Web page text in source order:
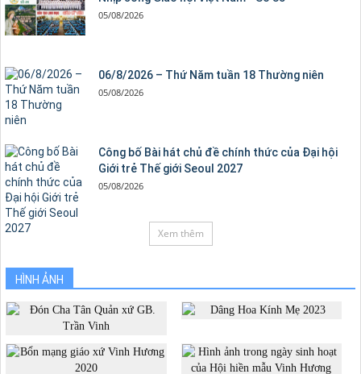
05/08/2026
06/8/2026 – Thứ Năm tuần 18 Thường niên
05/08/2026
Công bố Bài hát chủ đề chính thức của Đại hội
Giới trẻ Thế giới Seoul 2027
05/08/2026
Xem thêm
HÌNH ẢNH